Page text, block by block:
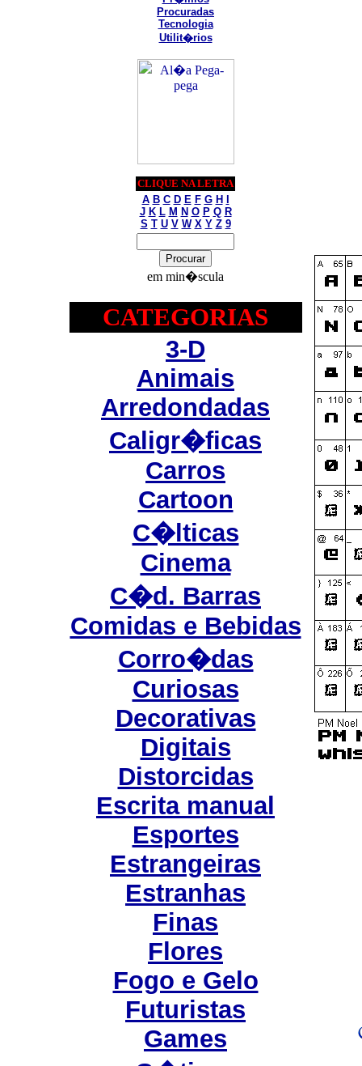
Procuradas
Tecnologia
Utilit�rios
CLIQUE NA LETRA
A B C D E F G H
J K L M N O P Q R
S T U V W X Y Z 9
em min�scula
CATEGORIAS
3-D
Animais
Arredondadas
Caligr�ficas
Carros
Cartoon
C�lticas
Cinema
C�d. Barras
Comidas e Bebidas
Corro�das
Curiosas
Decorativas
Digitais
Distorcidas
Escrita manual
Esportes
Estrangeiras
Estranhas
Finas
Flores
Fogo e Gelo
Futuristas
Games